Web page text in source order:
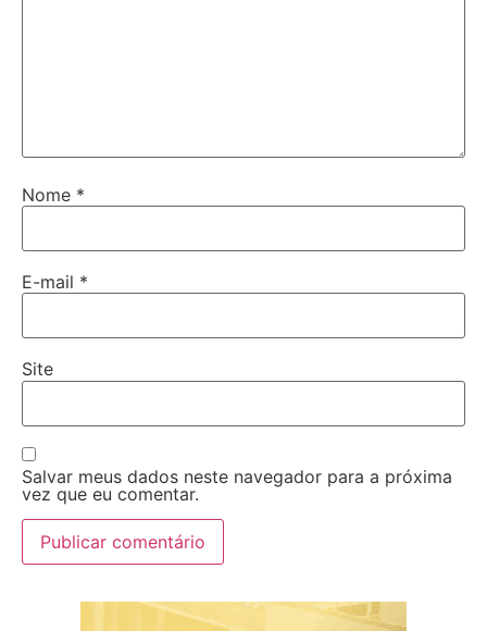
Nome *
E-mail *
Site
Salvar meus dados neste navegador para a próxima
vez que eu comentar.